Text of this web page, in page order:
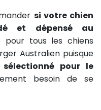
si votre chien
et dépensé au
tous les chiens
Australien puisque
sélectionné pour le
besoin de se